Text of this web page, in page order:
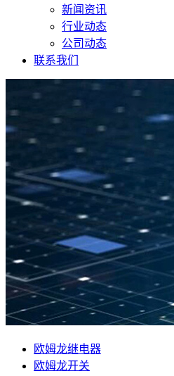
新闻资讯
行业动态
公司动态
联系我们
欧姆龙继电器
欧姆龙开关